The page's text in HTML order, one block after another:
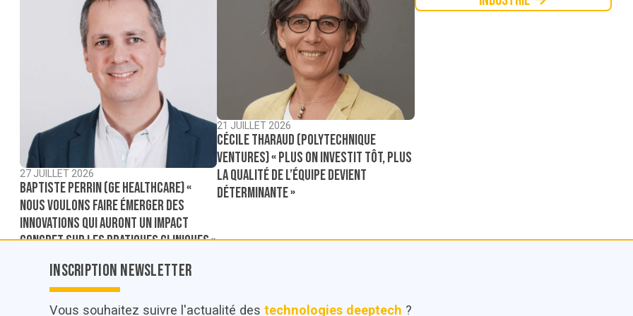
27 JUILLET 2026
Baptiste Perrin (GE Healthcare) «
Nous voulons faire émerger des
innovations qui auront un impact
concret sur les pratiques cliniques »
21 JUILLET 2026
Cécile Tharaud (Polytechnique
Ventures) « Plus on investit tôt, plus
la qualité de l’équipe devient
déterminante »
Inscription Newsletter
Vous souhaitez suivre l'actualité des technologies deeptech ?